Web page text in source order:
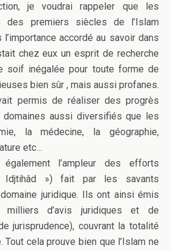
je voudrai rappeler que les
des premiers siècles de l’Islam
accordé au savoir dans
chez eux un esprit de recherche
soif inégalée pour toute forme de
bien sûr , mais aussi profanes.
permis de réaliser des progrès
domaines aussi diversifiés que les
la médecine, la géographie,
etc…
également l’ampleur des efforts
Idjtihâd ») fait par les savants
juridique. Ils ont ainsi émis
d’avis juridiques et de
jurisprudence), couvrant la totalité
Tout cela prouve bien que l’Islam ne